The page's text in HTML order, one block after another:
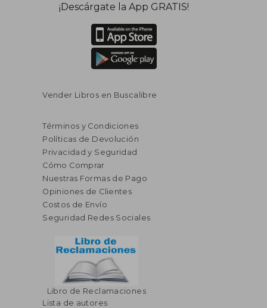
¡Descárgate la App GRATIS!
Vender Libros en Buscalibre
Términos y Condiciones
Políticas de Devolución
Privacidad y Seguridad
Cómo Comprar
Nuestras Formas de Pago
Opiniones de Clientes
Costos de Envío
Seguridad Redes Sociales
Libro de Reclamaciones
Lista de autores